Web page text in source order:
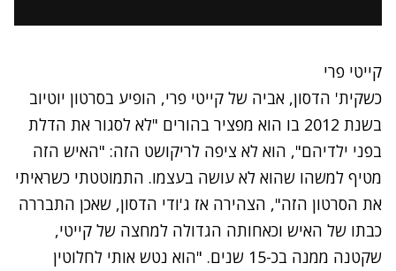
קייטי פרי
כשקית' הדסון, אביה של קייטי פרי, הופיע בסרטון יוטיוב
בשנת 2012 בו הוא מפציר בהורים "לא לסגור את הדלת
בפני ילדיהם", הוא לא ציפה לריקושט הזה: "האיש הזה
מטיף למשהו שהוא לא עושה בעצמו. התמוטטתי כשראיתי
את הסרטון הזה", הצהירה אז ג'ודי הדסון, שאכן התבררה
כבתו של האיש וכאחותה הגדולה למחצה של קייטי,
שקטנה ממנה בכ-15 שנים. "הוא נטש אותי לחלוטין